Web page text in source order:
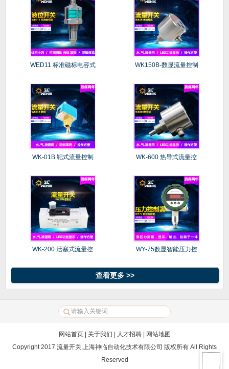
WED11 标准磁标电容式 WK150B-数显流量控制
WK-01B 靶式流量控制 WK-600 热导式流量控
WK-200 活塞式流量控 WY-75数显智能压力控
查看更多 >>
网站首页| 关于我们 人才招聘|
网站地图
Copyright 2017 流量开关,上海神临自动化技术有限公司 版权所有 All Rights
Reserved